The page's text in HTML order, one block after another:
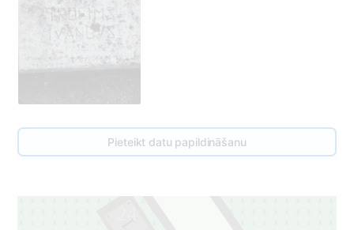
Pieteikt datu papildināšanu